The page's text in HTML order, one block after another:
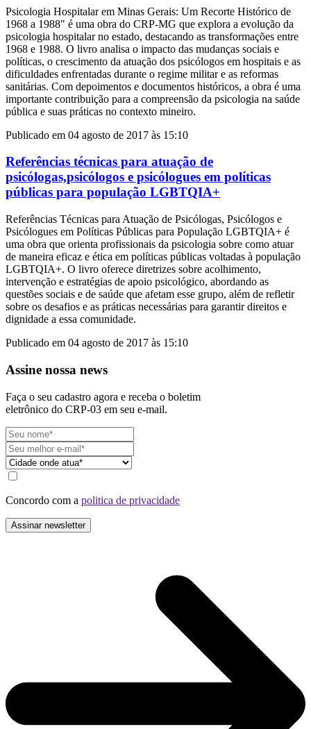
Psicologia Hospitalar em Minas Gerais: Um Recorte Histórico de
1968 a 1988" é uma obra do CRP-MG que explora a evolução da
psicologia hospitalar no estado, destacando as transformações entre
1968 e 1988. O livro analisa o impacto das mudanças sociais e
políticas, o crescimento da atuação dos psicólogos em hospitais e as
dificuldades enfrentadas durante o regime militar e as reformas
sanitárias. Com depoimentos e documentos históricos, a obra é uma
importante contribuição para a compreensão da psicologia na saúde
pública e suas práticas no contexto mineiro.
Publicado em 04 agosto de 2017 às 15:10
Referências técnicas para atuação de
psicólogas,psicólogos e psicólogues em políticas
públicas para população LGBTQIA+
Referências Técnicas para Atuação de Psicólogas, Psicólogos e
Psicólogues em Políticas Públicas para População LGBTQIA+ é
uma obra que orienta profissionais da psicologia sobre como atuar
de maneira eficaz e ética em políticas públicas voltadas à população
LGBTQIA+. O livro oferece diretrizes sobre acolhimento,
intervenção e estratégias de apoio psicológico, abordando as
questões sociais e de saúde que afetam esse grupo, além de refletir
sobre os desafios e as práticas necessárias para garantir direitos e
dignidade a essa comunidade.
Publicado em 04 agosto de 2017 às 15:10
Assine nossa news
Faça o seu cadastro agora e receba o boletim
eletrônico do CRP-03 em seu e-mail.
Concordo com a politica de privacidade